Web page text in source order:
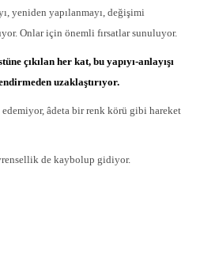
yeniden yapılanmayı, değişimi
Onlar için önemli fırsatlar sunuluyor.
çıkılan her kat, bu yapıyı-anlayışı
uzaklaştırıyor.
edemiyor, âdeta bir renk körü gibi hareket
de kaybolup gidiyor.